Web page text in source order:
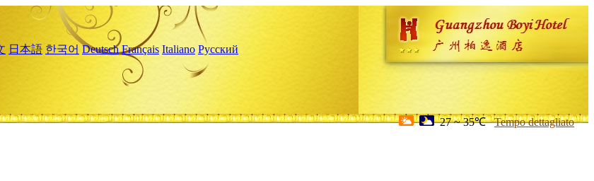
日本語 한국어 Deutsch Français Italiano Русский
27 ~ 35℃ Tempo dettagliato